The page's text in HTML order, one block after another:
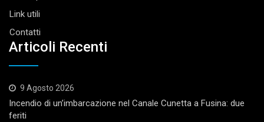
Link utili
Contatti
Articoli Recenti
9 Agosto 2026
Incendio di un’imbarcazione nel Canale Cunetta a Fusina: due
feriti